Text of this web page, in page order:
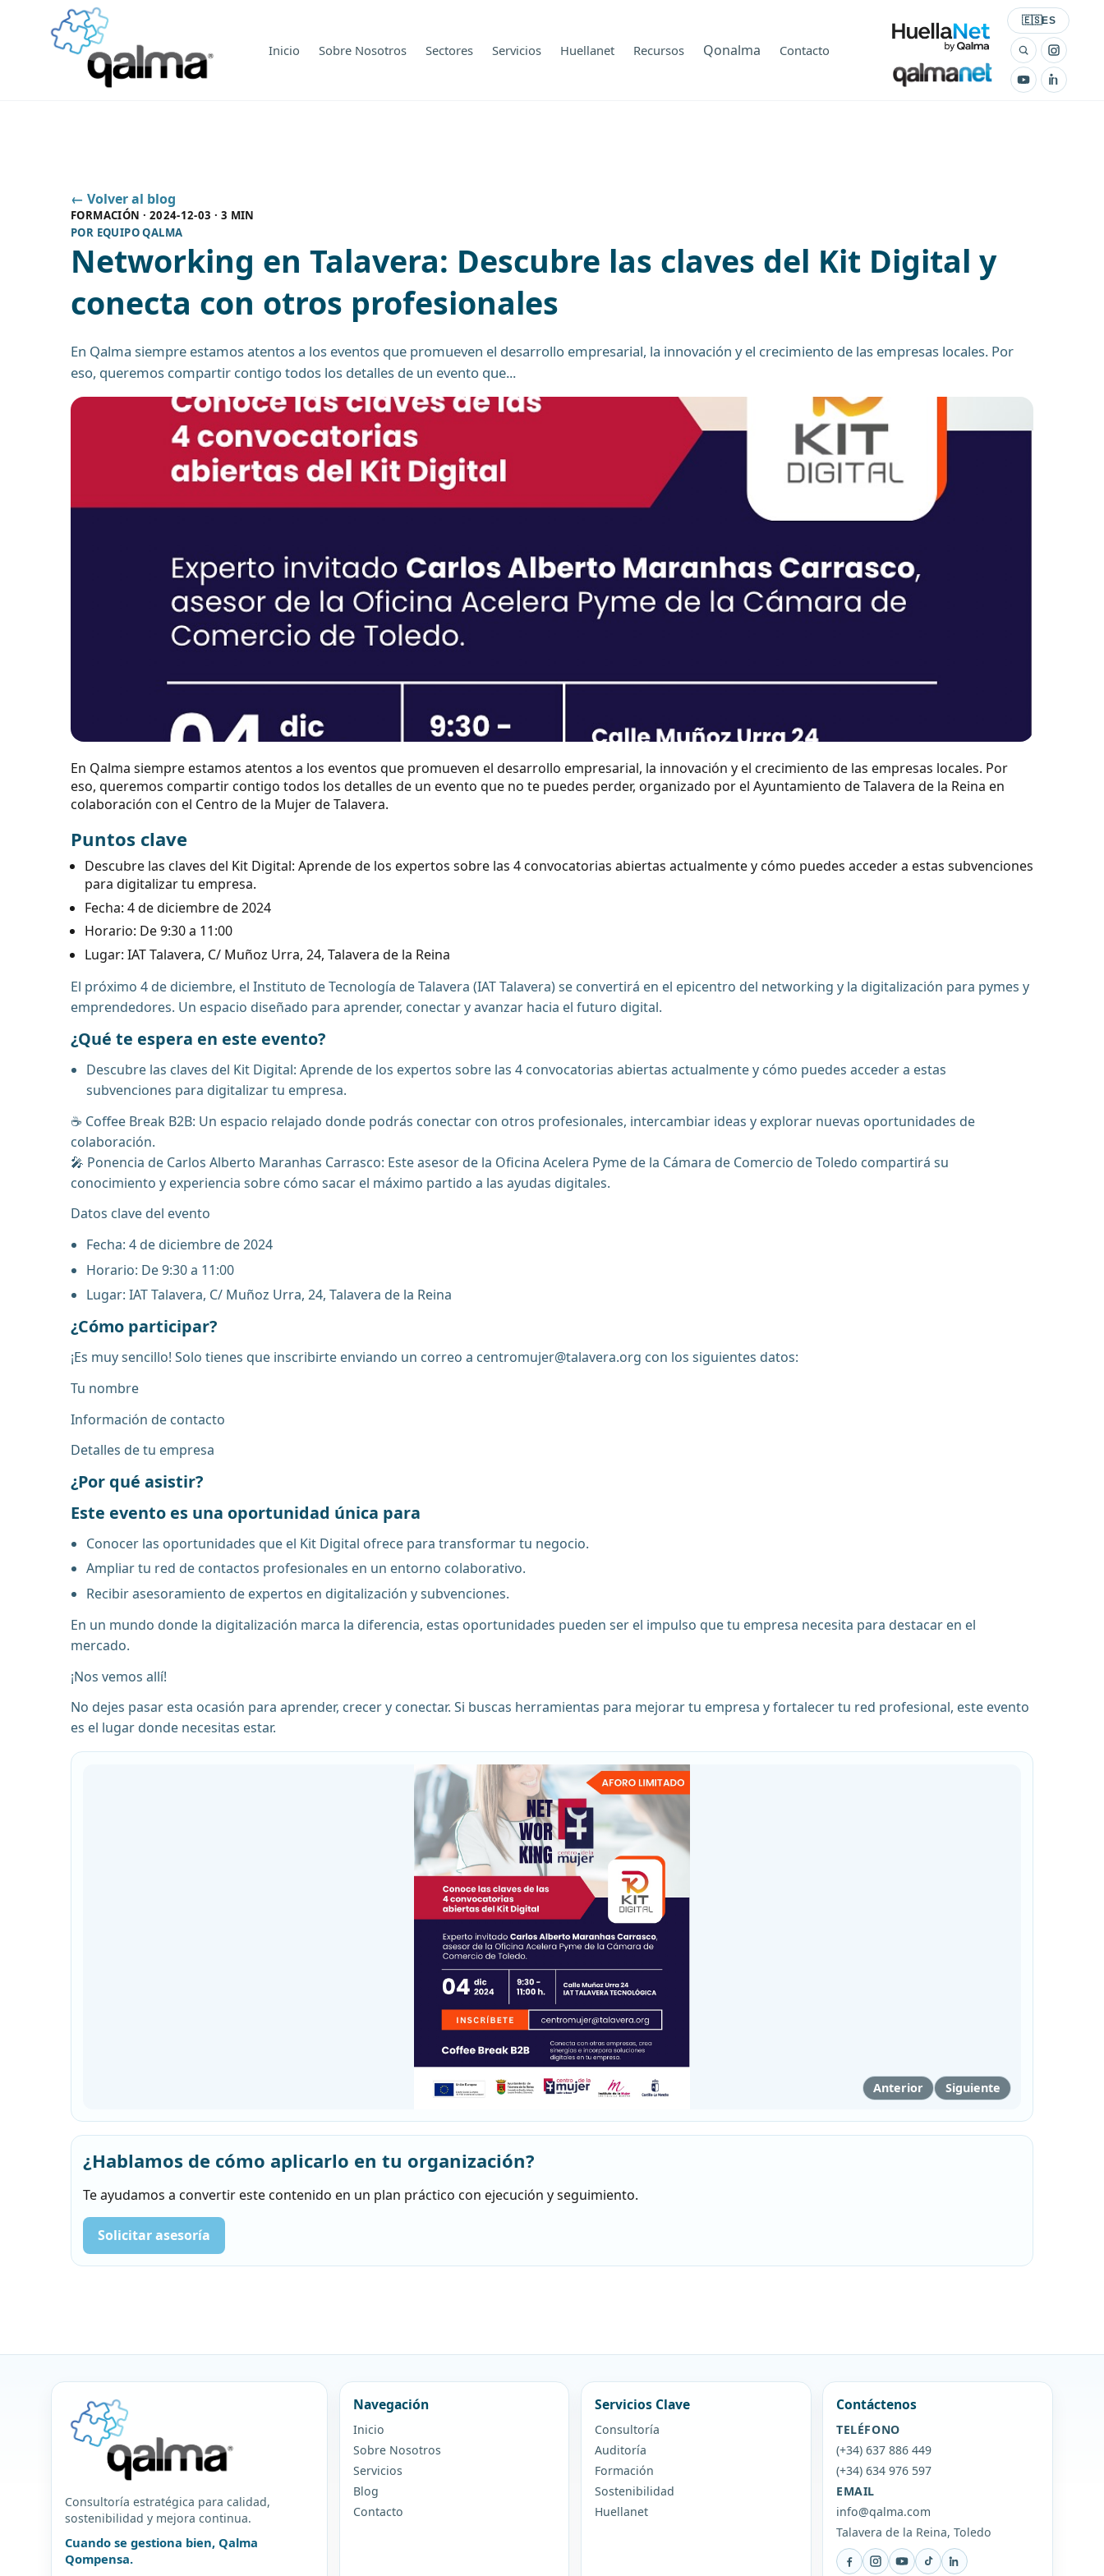
Inicio Sobre Nosotros Sectores Servicios Huellanet Recursos Qonalma Contacto
Seleccionar
🇪🇸ES
← Volver al blog
FORMACIÓN · 2024-12-03 · 3 MIN
POR EQUIPO QALMA
Networking en Talavera: Descubre las claves del Kit Digital y
conecta con otros profesionales
En Qalma siempre estamos atentos a los eventos que promueven el desarrollo empresarial, la innovación y el crecimiento de las empresas locales. Por
eso, queremos compartir contigo todos los detalles de un evento que...
En Qalma siempre estamos atentos a los eventos que promueven el desarrollo empresarial, la innovación y el crecimiento de las empresas locales. Por
eso, queremos compartir contigo todos los detalles de un evento que no te puedes perder, organizado por el Ayuntamiento de Talavera de la Reina en
colaboración con el Centro de la Mujer de Talavera.
Puntos clave
Descubre las claves del Kit Digital: Aprende de los expertos sobre las 4 convocatorias abiertas actualmente y cómo puedes acceder a estas subvenciones
para digitalizar tu empresa.
Fecha: 4 de diciembre de 2024
Horario: De 9:30 a 11:00
Lugar: IAT Talavera, C/ Muñoz Urra, 24, Talavera de la Reina
El próximo 4 de diciembre, el Instituto de Tecnología de Talavera (IAT Talavera) se convertirá en el epicentro del networking y la digitalización para pymes y
emprendedores. Un espacio diseñado para aprender, conectar y avanzar hacia el futuro digital.
¿Qué te espera en este evento?
Descubre las claves del Kit Digital: Aprende de los expertos sobre las 4 convocatorias abiertas actualmente y cómo puedes acceder a estas
subvenciones para digitalizar tu empresa.
☕ Coffee Break B2B: Un espacio relajado donde podrás conectar con otros profesionales, intercambiar ideas y explorar nuevas oportunidades de
colaboración.
🎤 Ponencia de Carlos Alberto Maranhas Carrasco: Este asesor de la Oficina Acelera Pyme de la Cámara de Comercio de Toledo compartirá su
conocimiento y experiencia sobre cómo sacar el máximo partido a las ayudas digitales.
Datos clave del evento
Fecha: 4 de diciembre de 2024
Horario: De 9:30 a 11:00
Lugar: IAT Talavera, C/ Muñoz Urra, 24, Talavera de la Reina
¿Cómo participar?
¡Es muy sencillo! Solo tienes que inscribirte enviando un correo a centromujer@talavera.org con los siguientes datos:
Tu nombre
Información de contacto
Detalles de tu empresa
¿Por qué asistir?
Este evento es una oportunidad única para
Conocer las oportunidades que el Kit Digital ofrece para transformar tu negocio.
Ampliar tu red de contactos profesionales en un entorno colaborativo.
Recibir asesoramiento de expertos en digitalización y subvenciones.
En un mundo donde la digitalización marca la diferencia, estas oportunidades pueden ser el impulso que tu empresa necesita para destacar en el
mercado.
¡Nos vemos allí!
No dejes pasar esta ocasión para aprender, crecer y conectar. Si buscas herramientas para mejorar tu empresa y fortalecer tu red profesional, este evento
es el lugar donde necesitas estar.
Anterior Siguiente
¿Hablamos de cómo aplicarlo en tu organización?
Te ayudamos a convertir este contenido en un plan práctico con ejecución y seguimiento.
Solicitar asesoría
Consultoría estratégica para calidad,
sostenibilidad y mejora continua.
Cuando se gestiona bien, Qalma
Qompensa.
Navegación
Inicio
Sobre Nosotros
Servicios
Blog
Contacto
Servicios Clave
Consultoría
Auditoría
Formación
Sostenibilidad
Huellanet
Contáctenos
TELÉFONO
(+34) 637 886 449
(+34) 634 976 597
EMAIL
info@qalma.com
Talavera de la Reina, Toledo
Facebook
Instagram
YouTube
TikTokLinkedIn